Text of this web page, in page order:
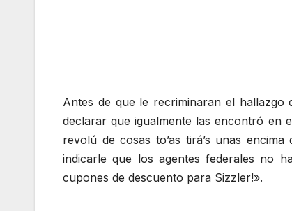
Antes de que le recriminaran el
declarar que igualmente las encontró en
revolú de cosas to’as tirá’s unas
indicarle que los agentes federales no
cupones de descuento para Sizzler!».